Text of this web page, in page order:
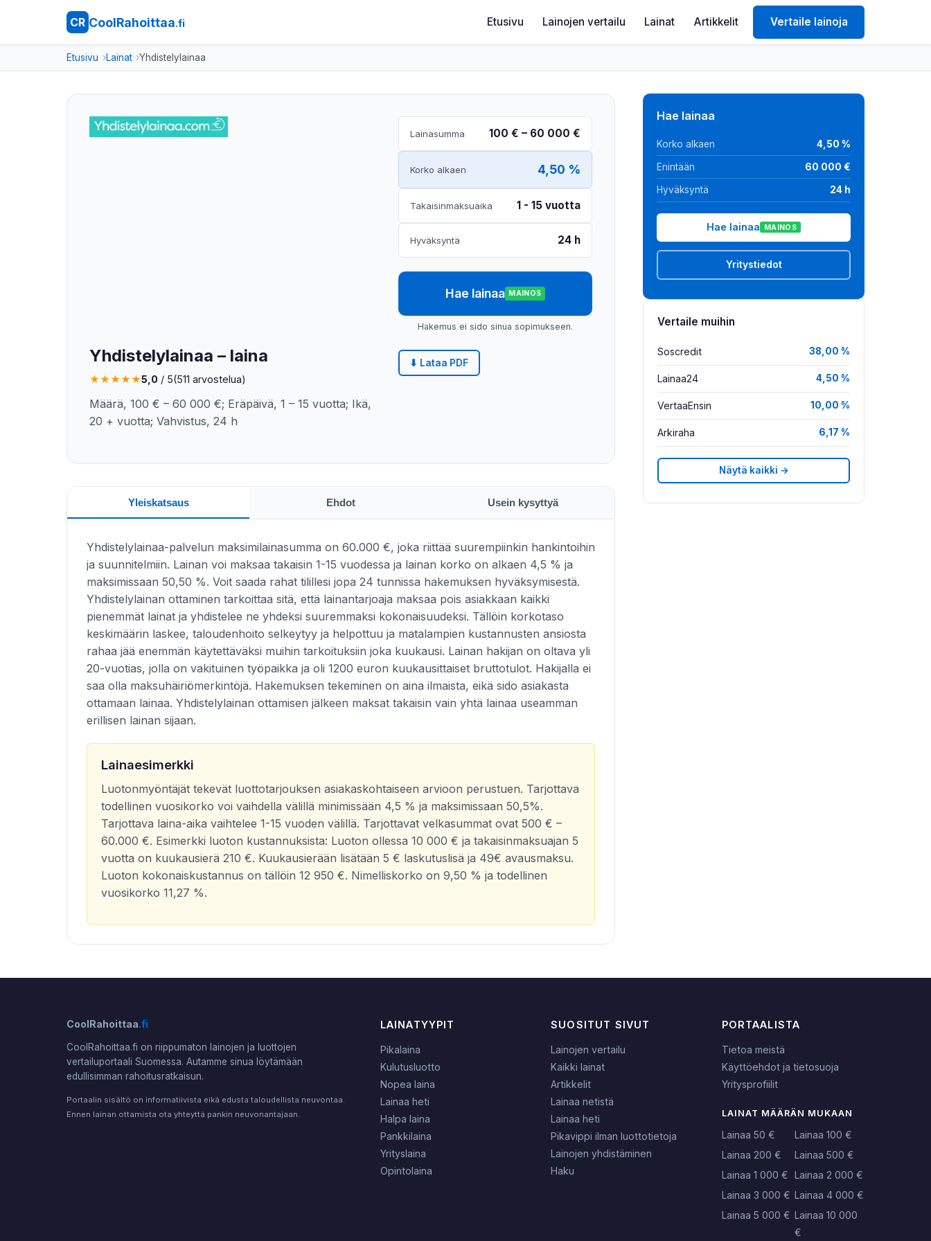
CR CoolRahoittaa.fi Etusivu Lainojen vertailu Lainat Artikkelit Vertaile lainoja
Etusivu Lainat Yhdistelylainaa
Yhdistelylainaa – laina
★★★★★5,0 / 5(511 arvostelua)
Määrä, 100 € – 60 000 €; Eräpäivä, 1 – 15 vuotta; Ikä,
20 + vuotta; Vahvistus, 24 h
Lainasumma 100 € – 60 000 €
Korko alkaen 4,50 %
Takaisinmaksuaika 1 - 15 vuotta
Hyväksyntä 24 h
Hae lainaa MAINOS
Hakemus ei sido sinua sopimukseen.
⬇ Lataa PDF
Yleiskatsaus Ehdot Usein kysyttyä
Yhdistelylainaa-palvelun maksimilainasumma on 60.000 €, joka riittää suurempiinkin hankintoihin
ja suunnitelmiin. Lainan voi maksaa takaisin 1-15 vuodessa ja lainan korko on alkaen 4,5 % ja
maksimissaan 50,50 %. Voit saada rahat tilillesi jopa 24 tunnissa hakemuksen hyväksymisestä.
Yhdistelylainan ottaminen tarkoittaa sitä, että lainantarjoaja maksaa pois asiakkaan kaikki
pienemmät lainat ja yhdistelee ne yhdeksi suuremmaksi kokonaisuudeksi. Tällöin korkotaso
keskimäärin laskee, taloudenhoito selkeytyy ja helpottuu ja matalampien kustannusten ansiosta
rahaa jää enemmän käytettäväksi muihin tarkoituksiin joka kuukausi. Lainan hakijan on oltava yli
20-vuotias, jolla on vakituinen työpaikka ja oli 1200 euron kuukausittaiset bruttotulot. Hakijalla ei
saa olla maksuhäiriömerkintöjä. Hakemuksen tekeminen on aina ilmaista, eikä sido asiakasta
ottamaan lainaa. Yhdistelylainan ottamisen jälkeen maksat takaisin vain yhtä lainaa useamman
erillisen lainan sijaan.
Lainaesimerkki
Luotonmyöntäjät tekevät luottotarjouksen asiakaskohtaiseen arvioon perustuen. Tarjottava
todellinen vuosikorko voi vaihdella välillä minimissään 4,5 % ja maksimissaan 50,5%.
Tarjottava laina-aika vaihtelee 1-15 vuoden välillä. Tarjottavat velkasummat ovat 500 € –
60.000 €. Esimerkki luoton kustannuksista: Luoton ollessa 10 000 € ja takaisinmaksuajan 5
vuotta on kuukausierä 210 €. Kuukausierään lisätään 5 € laskutuslisä ja 49€ avausmaksu.
Luoton kokonaiskustannus on tällöin 12 950 €. Nimelliskorko on 9,50 % ja todellinen
vuosikorko 11,27 %.
Hae lainaa
Korko alkaen 4,50 %
Enintään 60 000 €
Hyväksyntä 24 h
Hae lainaa MAINOS
Yritystiedot
Vertaile muihin
Soscredit 38,00 %
Lainaa24 4,50 %
VertaaEnsin 10,00 %
Arkiraha 6,17 %
Näytä kaikki →
CoolRahoittaa.fi
CoolRahoittaa.fi on riippumaton lainojen ja luottojen
vertailuportaali Suomessa. Autamme sinua löytämään
edullisimman rahoitusratkaisun.
Portaalin sisältö on informatiivista eikä edusta taloudellista neuvontaa.
Ennen lainan ottamista ota yhteyttä pankin neuvonantajaan.
LAINATYYPIT
Pikalaina
Kulutusluotto
Nopea laina
Lainaa heti
Halpa laina
Pankkilaina
Yrityslaina
Opintolaina
SUOSITUT SIVUT
Lainojen vertailu
Kaikki lainat
Artikkelit
Lainaa netistä
Lainaa heti
Pikavippi ilman luottotietoja
Lainojen yhdistäminen
Haku
PORTAALISTA
Tietoa meistä
Käyttöehdot ja tietosuoja
Yritysprofiilit
LAINAT MÄÄRÄN MUKAAN
Lainaa 50 €
Lainaa 100 €
Lainaa 200 €
Lainaa 500 €
Lainaa 1 000 € Lainaa 2 000 €
Lainaa 3 000 € Lainaa 4 000 €
Lainaa 5 000 € Lainaa 10 000
€